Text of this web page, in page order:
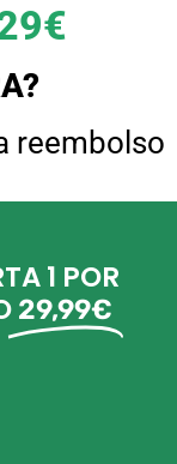
reembolso
1 POR
29,99€